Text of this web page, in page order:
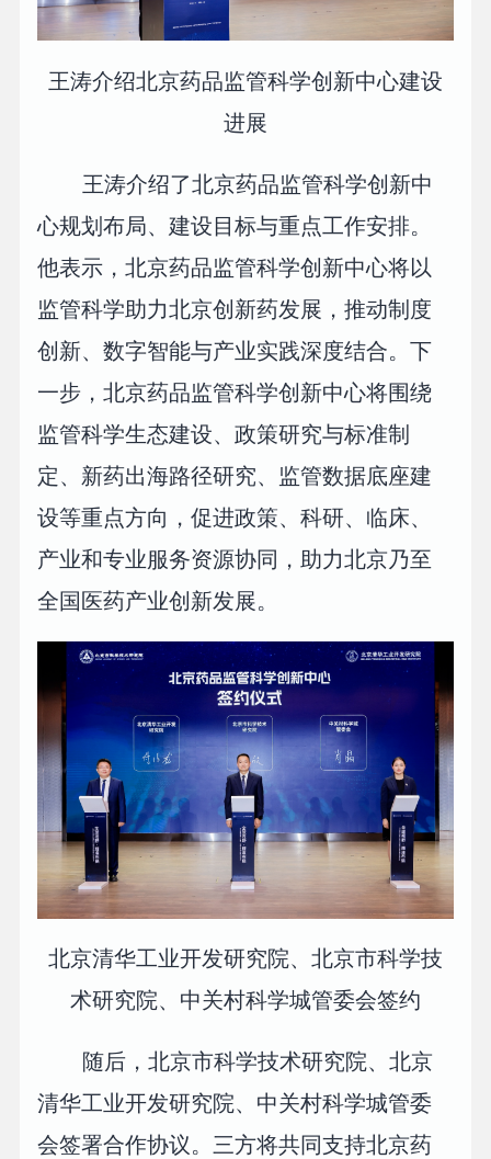
王涛介绍北京药品监管科学创新中心建设
进展
王涛介绍了北京药品监管科学创新中
心规划布局、建设目标与重点工作安排。
他表示，北京药品监管科学创新中心将以
监管科学助力北京创新药发展，推动制度
创新、数字智能与产业实践深度结合。下
一步，北京药品监管科学创新中心将围绕
监管科学生态建设、政策研究与标准制
定、新药出海路径研究、监管数据底座建
设等重点方向，促进政策、科研、临床、
产业和专业服务资源协同，助力北京乃至
全国医药产业创新发展。
北京清华工业开发研究院、北京市科学技
术研究院、中关村科学城管委会签约
随后，北京市科学技术研究院、北京
清华工业开发研究院、中关村科学城管委
会签署合作协议。三方将共同支持北京药